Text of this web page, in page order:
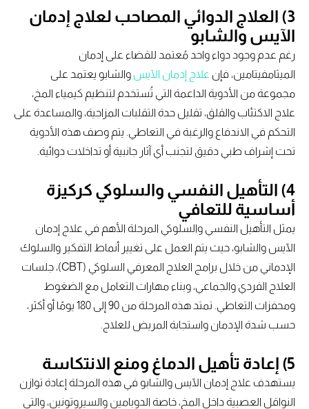
3) العلاج الدوائي المصاحب لعلاج إدمان
الآيس والشابو
رغم عدم وجود دواء واحد مُعتمد للقضاء على إدمان
الميثامفيتامين، فإنعلاج إدمان الآيس والشابو يعتمد على
مجموعة من الأدوية الداعمة التي تُستخدم لتنظيم كيمياء المخ،
علاج الاكتئاب والقلق، تقليل حدة التقلبات المزاجية، والمساعدة على
التحكم في الاندفاع والرغبة في التعاطي. يتم وصف هذه الأدوية
تحت إشراف طبي دقيق لتجنب أي آثار جانبية أو تداخلات دوائية.
4) التأهيل النفسي والسلوكي كركيزة
أساسية للتعافي
يمثل التأهيل النفسي والسلوكي المرحلة الأهم في علاج إدمان
الآيس والشابو، حيث يتم العمل على تغيير أنماط التفكير والسلوك
الإدماني من خلال برامج العلاج المعرفي السلوكي (CBT)، جلسات
العلاج الفردي والجماعي، وبناء مهارات التعامل مع الضغوط
ومحفزات التعاطي. تمتد هذه المرحلة من 90 إلى 180 يومًا أو أكثر،
حسب شدة الإدمان واستجابة المريض للعلاج.
5) إعادة تأهيل الدماغ ومنع الانتكاسة
يستهدف علاج إدمان الآيس والشابو في هذه المرحلة إعادة توازن
النواقل العصبية داخل المخ، خاصة الدوبامين والسيروتونين، والتي